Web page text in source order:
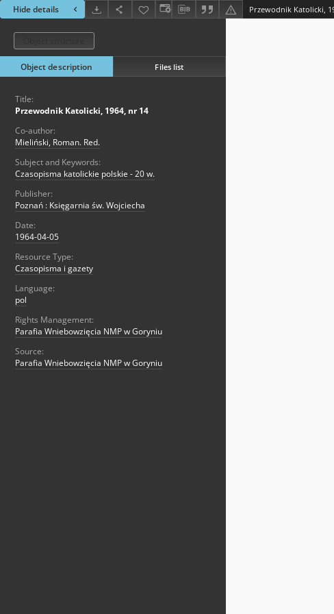
Hide details Przewodnik Katolicki,
Object description Files list
Title:
Przewodnik Katolicki, 1964, nr 14
Co-author:
Mieliński, Roman. Red.
Subject and Keywords:
Czasopisma katolickie polskie - 20 w.
Publisher:
Poznań : Księgarnia św. Wojciecha
Date:
1964-04-05
Resource Type:
Czasopisma i gazety
Language:
pol
Rights Management:
Parafia Wniebowzięcia NMP w Goryniu
Source:
Parafia Wniebowzięcia NMP w Goryniu